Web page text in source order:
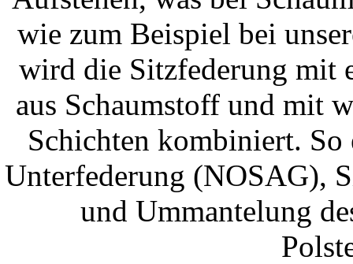
wie zum Beispiel bei
wird die Sitzfederung mit
aus Schaumstoff und mit
Schichten kombiniert.
Unterfederung (NOSAG),
und Ummantelung